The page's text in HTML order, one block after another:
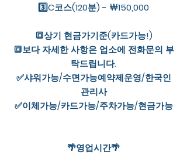
3️⃣C코스(120분) - ￦150,000
🔳상기 현금가기준(카드가능!)
🔳보다 자세한 사항은 업소에 전화문의 부
탁드립니다.
✅샤워가능/수면가능예약제운영/한국인
관리사
✅이체가능/카드가능/주차가능/현금가능
🌴영업시간🌴